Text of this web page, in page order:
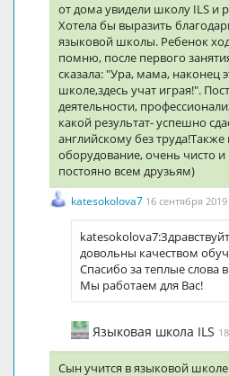
от дома увидели школу ILS и
Хотела бы выразить
языковой школы. Ребенок
помню, после первого
сказала: "Ура, мама, наконец
школе,здесь учат играя!".
деятельности,
какой результат- успешно
английскому без
оборудование, очень чисто и
постояно всем друзьям)
katesokolova7 16 сентября
довольны качеством
Спасибо за теплые слова
Мы работаем для Вас!
Языковая школа ILS
Сын учится в языковой